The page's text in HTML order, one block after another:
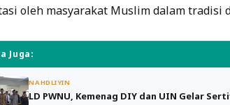
oleh masyarakat Muslim dalam tradisi
Juga:
NAHDLIYIN
LD PWNU, Kemenag DIY dan UIN Gelar